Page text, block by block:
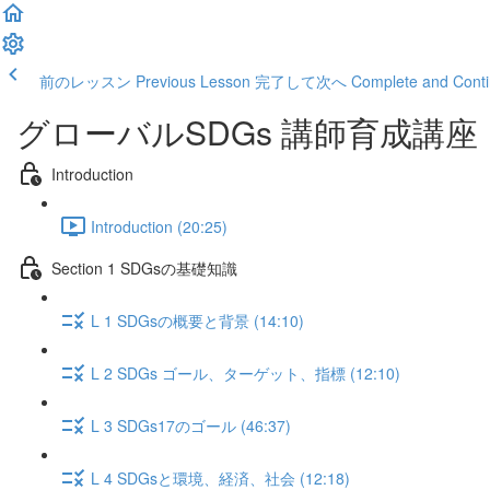
前のレッスン Previous Lesson 完了して次へ Complete and
グローバルSDGs 講師育成講座
Introduction
Introduction (20:25)
Section 1 SDGsの基礎知識
L 1 SDGsの概要と背景 (14:10)
L 2 SDGs ゴール、ターゲット、指標 (12:10)
L 3 SDGs17のゴール (46:37)
L 4 SDGsと環境、経済、社会 (12:18)